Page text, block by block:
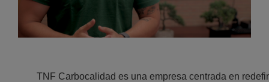
TNF Carbocalidad es una empresa centrada en